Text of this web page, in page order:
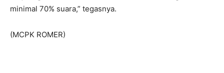
minimal 70% suara,” tegasnya.
(MCPK ROMER)